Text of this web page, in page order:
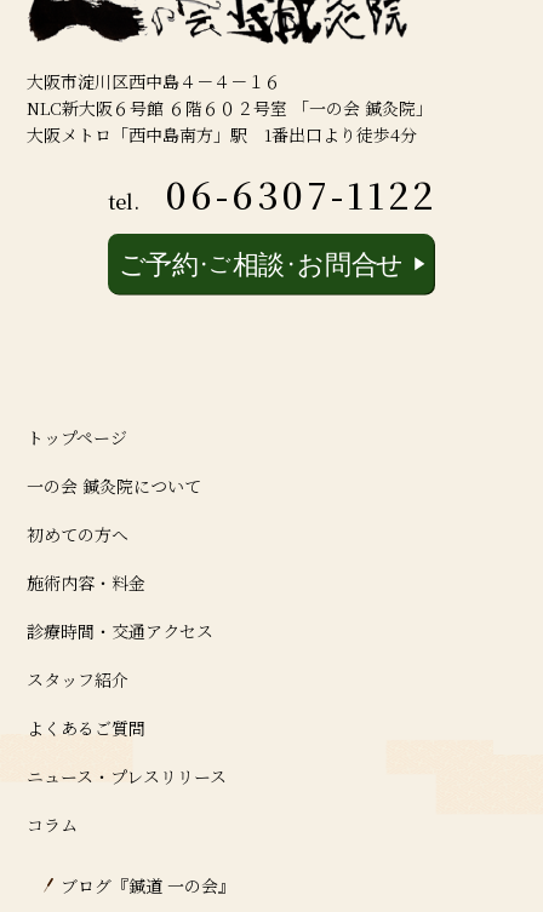
大阪市淀川区西中島４－４－１６
NLC新大阪６号館 ６階６０２号室 「一の会 鍼灸院」
大阪メトロ「西中島南方」駅 1番出口より徒歩4分
tel. 06-6307-1122
トップページ
一の会 鍼灸院について
初めての方へ
施術内容・料金
診療時間・交通アクセス
スタッフ紹介
よくあるご質問
ニュース・プレスリリース
コラム
ブログ『鍼道 ⼀の会』